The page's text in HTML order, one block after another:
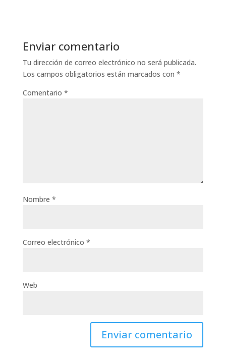
Enviar comentario
Tu dirección de correo electrónico no será publicada.
Los campos obligatorios están marcados con *
Comentario *
Nombre *
Correo electrónico *
Web